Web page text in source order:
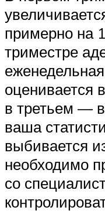
примерно на
триместре
оценивается
в третьем —
ваша
выбивается
необходимо
со